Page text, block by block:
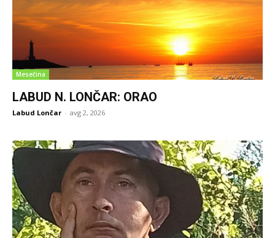
Mesečina
LABUD N. LONČAR: ORAO
Labud Lončar - avg 2, 2026